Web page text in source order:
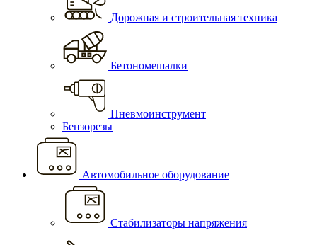
Дорожная и строительная техника
Бетономешалки
Пневмоинструмент
Бензорезы
Автомобильное оборудование
Стабилизаторы напряжения